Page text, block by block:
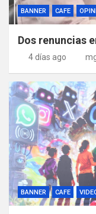
BANNER CAFE
Dos renuncias
4 días ago
BANNER CAFE